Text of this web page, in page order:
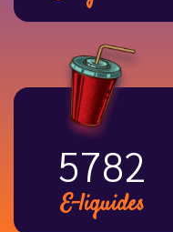
6914
E-liquides